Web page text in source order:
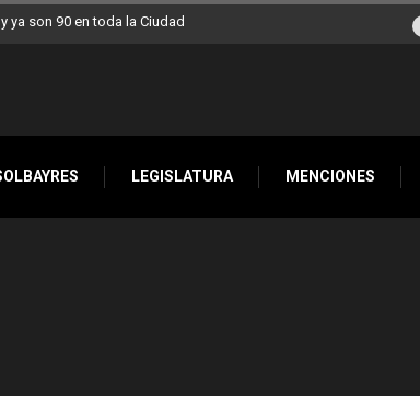
ya son 90 en toda la Ciudad
LEGISLATURA MENCIONES